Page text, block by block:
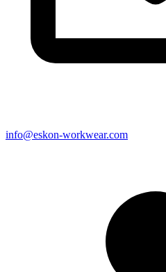
info@eskon-workwear.com